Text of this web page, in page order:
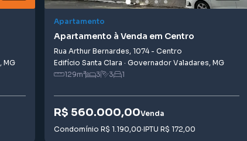
, MG
Apartamento
Apartamento à Venda em Centro
Rua Arthur Bernardes, 1074- Centro
Edifício Santa Clara · Governador Valadares, MG
129m² 3 3 1
R$ 560.000,00Venda
Condomínio R$ 1.190,00·IPTU R$ 172,00